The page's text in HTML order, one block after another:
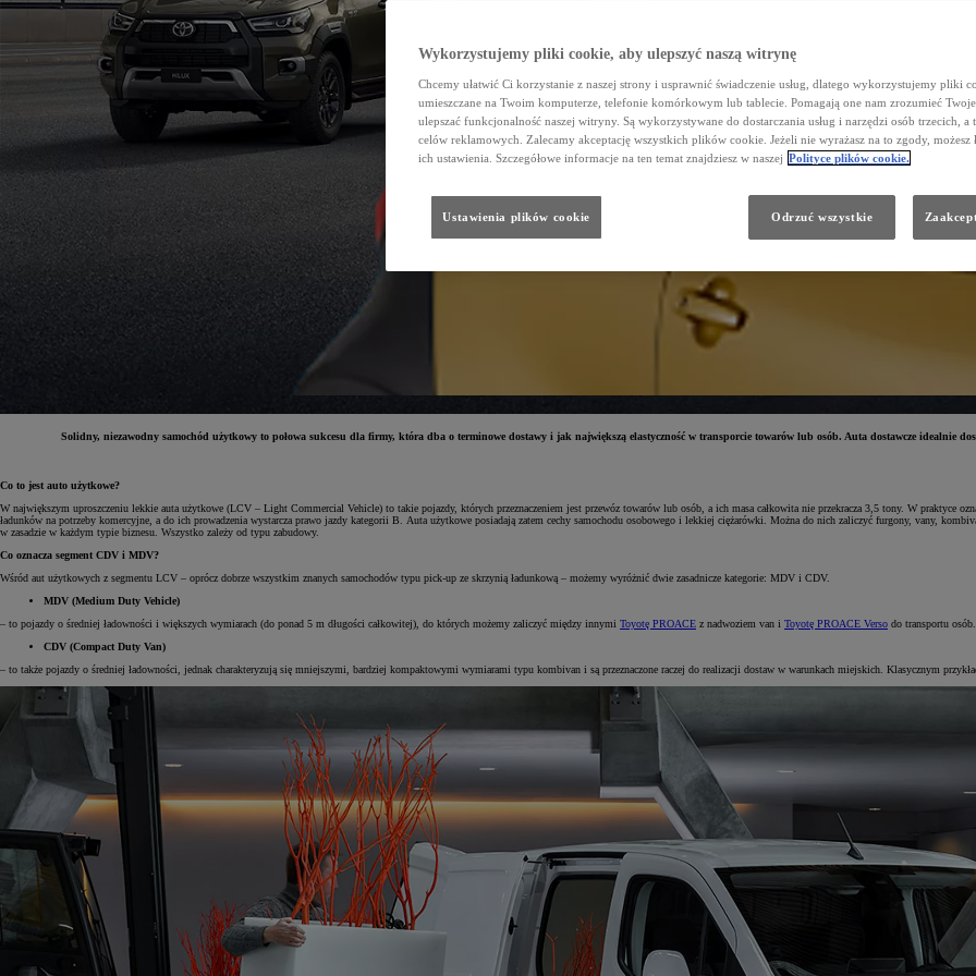
Solidny, niezawodny samochód użytkowy to połowa sukcesu dla firmy, która dba o terminowe dostawy i jak największą elastyczność w transporcie towarów lub osób. Auta dostawcze idealnie
Co to jest auto użytkowe?
W największym uproszczeniu lekkie auta użytkowe (LCV – Light Commercial Vehicle) to takie pojazdy, których przeznaczeniem jest przewóz towarów lub osób, a ich masa całkowita nie przekracza 3,5 tony. W praktyce
ładunków na potrzeby komercyjne, a do ich prowadzenia wystarcza prawo jazdy kategorii B. Auta użytkowe posiadają zatem cechy samochodu osobowego i lekkiej ciężarówki. Można do nich zaliczyć furgony, vany,
w zasadzie w każdym typie biznesu. Wszystko zależy od typu zabudowy.
Co oznacza segment CDV i MDV?
Wśród aut użytkowych z segmentu LCV – oprócz dobrze wszystkim znanych samochodów typu pick-up ze skrzynią ładunkową – możemy wyróżnić dwie zasadnicze kategorie: MDV i CDV.
MDV (Medium Duty Vehicle)
– to pojazdy o średniej ładowności i większych wymiarach (do ponad 5 m długości całkowitej), do których możemy zaliczyć między innymi Toyotę PROACE z nadwoziem van i Toyotę PROACE Verso do transportu osób.
CDV (Compact Duty Van)
– to także pojazdy o średniej ładowności, jednak charakteryzują się mniejszymi, bardziej kompaktowymi wymiarami typu kombivan i są przeznaczone raczej do realizacji dostaw w warunkach miejskich. Klasycznym
Wykorzystujemy pliki cookie, aby ulepszyć naszą witrynę
Chcemy ułatwić Ci korzystanie z naszej strony i usprawnić świadczenie usług, dlatego wykorzystujemy pliki
umieszczane na Twoim komputerze, telefonie komórkowym lub tablecie. Pomagają one nam zrozumieć
ulepszać funkcjonalność naszej witryny. Są wykorzystywane do dostarczania usług i narzędzi osób trzecich, a
celów reklamowych. Zalecamy akceptację wszystkich plików cookie. Jeżeli nie wyrażasz na to zgody, możesz
ich ustawienia. Szczegółowe informacje na ten temat znajdziesz w naszej Polityce plików cookie.
Ustawienia plików cookie Odrzuć wszystkie